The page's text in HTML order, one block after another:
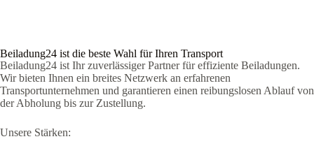
Beiladung24 ist die beste Wahl für Ihren Transport
Beiladung24 ist Ihr zuverlässiger Partner für effiziente Beiladungen.
Wir bieten Ihnen ein breites Netzwerk an erfahrenen
Transportunternehmen und garantieren einen reibungslosen Ablauf von
der Abholung bis zur Zustellung.
Unsere Stärken: